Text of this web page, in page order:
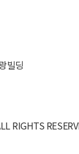
빌딩
RIGHTS